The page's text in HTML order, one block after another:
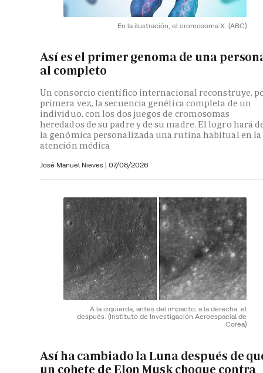
En la ilustración, el cromosoma X. (ABC)
Así es el primer genoma de una
al completo
Un consorcio científico internacional reconstruye,
primera vez, la secuencia genética completa de un
individuo, con los dos juegos de cromosomas
heredados de su padre y de su madre. El logro hará
la genómica personalizada una rutina habitual en la
atención médica
José Manuel Nieves | 07/08/2026
A la izquierda, antes del impacto; a la derecha, el
después. (Instituto de Investigación Aeroespacial de
Corea)
Así ha cambiado la Luna después de
un cohete de Elon Musk choque contra